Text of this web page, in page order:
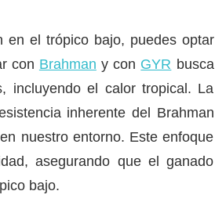
en el trópico bajo, puedes optar
con Brahman y con GYR busca
incluyendo el calor tropical. La
inherente del Brahman
nuestro entorno. Este enfoque
asegurando que el ganado
bajo.